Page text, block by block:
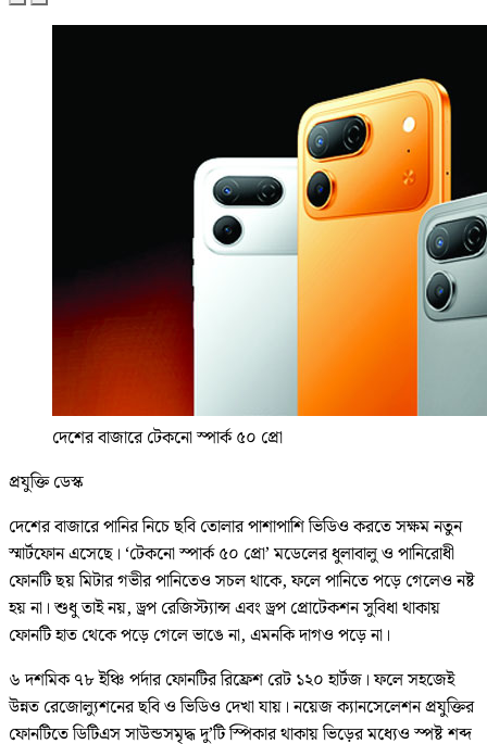
দেশের বাজারে টেকনো স্পার্ক ৫০ প্রো
প্রযুক্তি ডেস্ক
দেশের বাজারে পানির নিচে ছবি তোলার পাশাপাশি ভিডিও করতে সক্ষম নতুন
স্মার্টফোন এসেছে। ‘টেকনো স্পার্ক ৫০ প্রো’ মডেলের ধুলাবালু ও পানিরোধী
ফোনটি ছয় মিটার গভীর পানিতেও সচল থাকে, ফলে পানিতে পড়ে গেলেও নষ্ট
হয় না। শুধু তাই নয়, ড্রপ রেজিস্ট্যান্স এবং ড্রপ প্রোটেকশন সুবিধা থাকায়
ফোনটি হাত থেকে পড়ে গেলে ভাঙে না, এমনকি দাগও পড়ে না।
৬ দশমিক ৭৮ ইঞ্চি পর্দার ফোনটির রিফ্রেশ রেট ১২০ হার্টজ। ফলে সহজেই
উন্নত রেজোল্যুশনের ছবি ও ভিডিও দেখা যায়। নয়েজ ক্যানসেলেশন প্রযুক্তির
ফোনটিতে ডিটিএস সাউন্ডসমৃদ্ধ দু’টি স্পিকার থাকায় ভিড়ের মধ্যেও স্পষ্ট শব্দ